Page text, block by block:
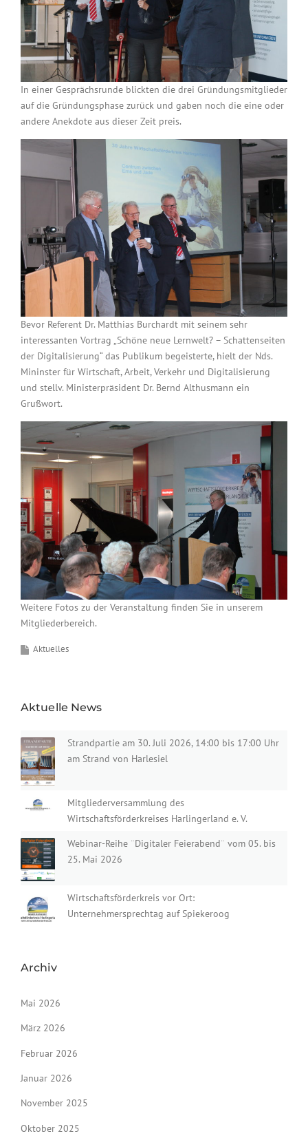
In einer Gesprächsrunde blickten die drei Gründungsmitglieder
auf die Gründungsphase zurück und gaben noch die eine oder
andere Anekdote aus dieser Zeit preis.
Bevor Referent Dr. Matthias Burchardt mit seinem sehr
interessanten Vortrag „Schöne neue Lernwelt? – Schattenseiten
der Digitalisierung“ das Publikum begeisterte, hielt der Nds.
Mininster für Wirtschaft, Arbeit, Verkehr und Digitalisierung
und stellv. Ministerpräsident Dr. Bernd Althusmann ein
Grußwort.
Weitere Fotos zu der Veranstaltung finden Sie in unserem
Mitgliederbereich.
Aktuelles
Aktuelle News
Strandpartie am 30. Juli 2026, 14:00 bis 17:00 Uhr
am Strand von Harlesiel
Mitgliederversammlung des
Wirtschaftsförderkreises Harlingerland e. V.
Webinar-Reihe ¨Digitaler Feierabend¨ vom 05. bis
25. Mai 2026
Wirtschaftsförderkreis vor Ort:
Unternehmersprechtag auf Spiekeroog
Archiv
Mai 2026
März 2026
Februar 2026
Januar 2026
November 2025
Oktober 2025